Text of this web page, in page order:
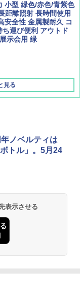
ーリングドーム/LD
アウトドア フェス
営 カンガルーテント
ト
小型 緑色/赤色/青紫色
距離照射 長時間使用
安全性 金属製耐久 コ
ち運び便利 アウトド
示会用 緑
見る
ノベルティは
トル」。5月24
表示させる